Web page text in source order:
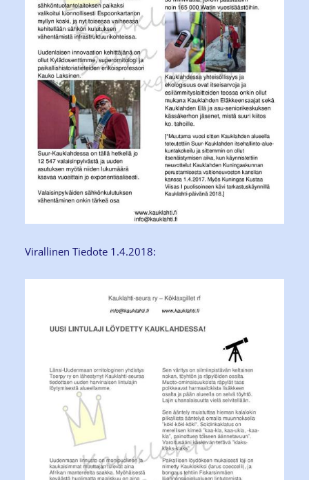
Virallinen Tiedote 1.4.2018: